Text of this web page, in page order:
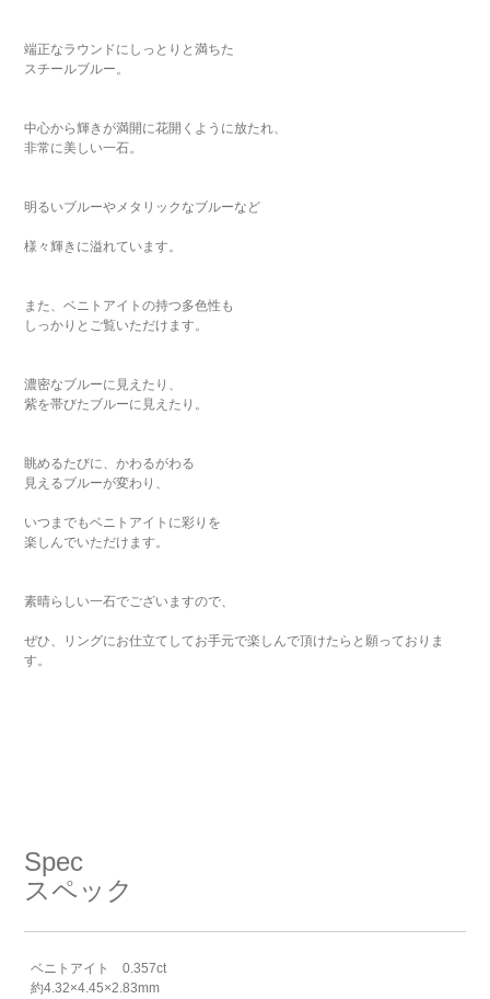
端正なラウンドにしっとりと満ちた
スチールブルー。
中心から輝きが満開に花開くように放たれ、
非常に美しい一石。
明るいブルーやメタリックなブルーなど
様々輝きに溢れています。
また、ベニトアイトの持つ多色性も
しっかりとご覧いただけます。
濃密なブルーに見えたり、
紫を帯びたブルーに見えたり。
眺めるたびに、かわるがわる
見えるブルーが変わり、
いつまでもベニトアイトに彩りを
楽しんでいただけます。
素晴らしい一石でございますので、
ぜひ、リングにお仕立てしてお手元で楽しんで頂けたらと願っておりま
す。
Spec
スペック
ベニトアイト 0.357ct
約4.32×4.45×2.83mm